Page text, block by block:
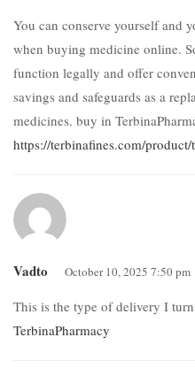
You can conserve yourself and
when buying medicine online.
function legally and offer
savings and safeguards as a
medicines. buy in
https://terbinafines.com/
Vadto October 10, 2025 7:50 pm
This is the type of delivery I
TerbinaPharmacy